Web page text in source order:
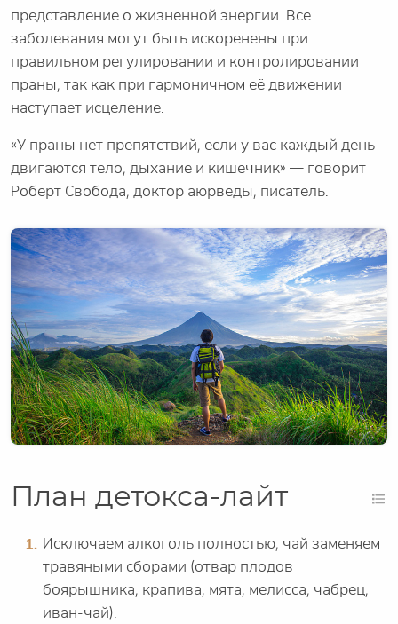
представление о жизненной энергии. Все
заболевания могут быть искоренены при
правильном регулировании и контролировании
праны, так как при гармоничном её движении
наступает исцеление.
«У праны нет препятствий, если у вас каждый день
двигаются тело, дыхание и кишечник» — говорит
Роберт Свобода, доктор аюрведы, писатель.
План детокса-лайт
Исключаем алкоголь полностью, чай заменяем
травяными сборами (отвар плодов
боярышника, крапива, мята, мелисса, чабрец,
иван-чай).